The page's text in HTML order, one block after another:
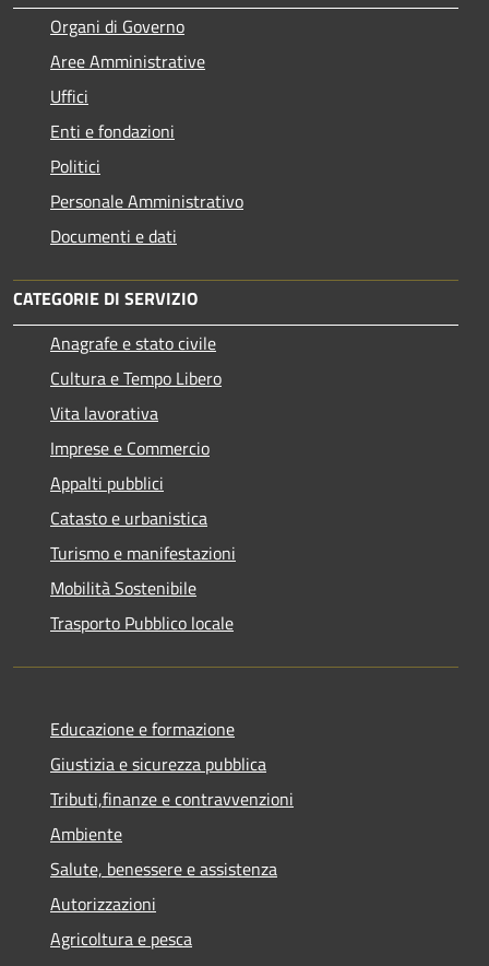
Organi di Governo
Aree Amministrative
Uffici
Enti e fondazioni
Politici
Personale Amministrativo
Documenti e dati
CATEGORIE DI SERVIZIO
Anagrafe e stato civile
Cultura e Tempo Libero
Vita lavorativa
Imprese e Commercio
Appalti pubblici
Catasto e urbanistica
Turismo e manifestazioni
Mobilità Sostenibile
Trasporto Pubblico locale
Educazione e formazione
Giustizia e sicurezza pubblica
Tributi,finanze e contravvenzioni
Ambiente
Salute, benessere e assistenza
Autorizzazioni
Agricoltura e pesca